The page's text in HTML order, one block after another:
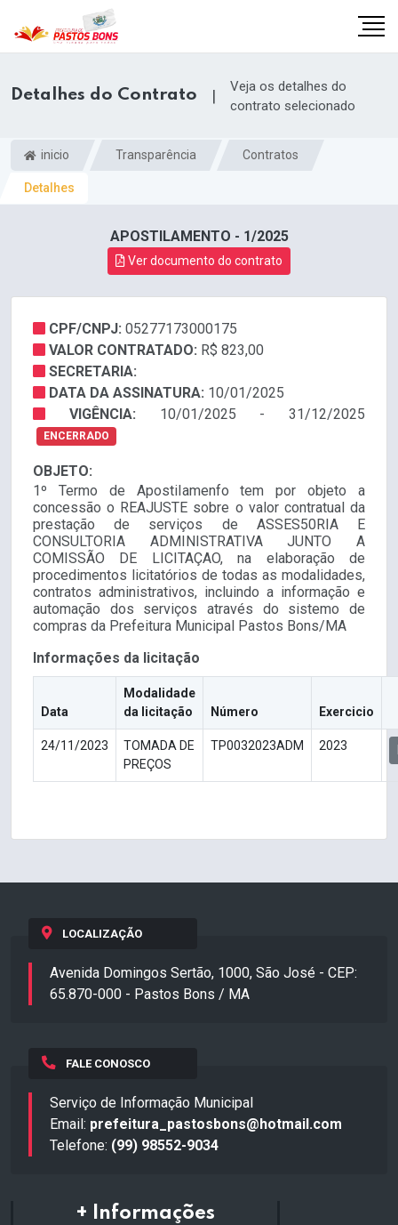
Detalhes do Contrato |
Veja os detalhes do
contrato selecionado
inicio Transparência Contratos
Detalhes
APOSTILAMENTO - 1/2025
Ver documento do contrato
CPF/CNPJ: 05277173000175
VALOR CONTRATADO: R$ 823,00
SECRETARIA:
DATA DA ASSINATURA: 10/01/2025
VIGÊNCIA: 10/01/2025 - 31/12/2025
ENCERRADO
OBJETO:
1º Termo de ApostiIamenfo tem por objeto a
concessão o REAJUSTE sobre o valor contratual da
prestação de serviços de ASSES50RIA E
CONSULTORIA ADMINISTRATIVA JUNTO A
COMISSÃO DE LICITAÇAO, na elaboração de
procedimentos licitatórios de todas as modalidades,
contratos administrativos, incluindo a informação e
automação dos serviços através do sistemo de
compras da Prefeitura Municipal Pastos Bons/MA
Informações da licitação
Data
Modalidade
da licitação
Número Exercicio
24/11/2023
TOMADA DE
PREÇOS
TP0032023ADM 2023
LOCALIZAÇÃO
Avenida Domingos Sertão, 1000, São José - CEP:
65.870-000 - Pastos Bons / MA
FALE CONOSCO
Serviço de Informação Municipal
Email: prefeitura_pastosbons@hotmail.com
Telefone: (99) 98552-9034
+ Informações